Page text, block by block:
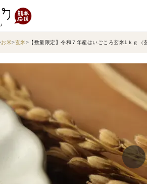
お米 玄米 【数量限定】令和７年産はいごころ玄米1ｋｇ